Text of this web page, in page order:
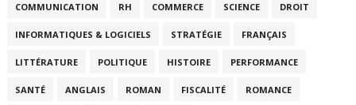
COMMUNICATION RH COMMERCE SCIENCE DROIT
INFORMATIQUES & LOGICIELS STRATÉGIE FRANÇAIS
LITTÉRATURE POLITIQUE HISTOIRE PERFORMANCE
SANTÉ ANGLAIS ROMAN FISCALITÉ ROMANCE